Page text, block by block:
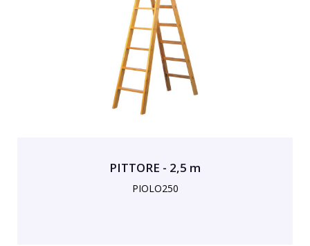
PITTORE - 2,5 m
PIOLO250